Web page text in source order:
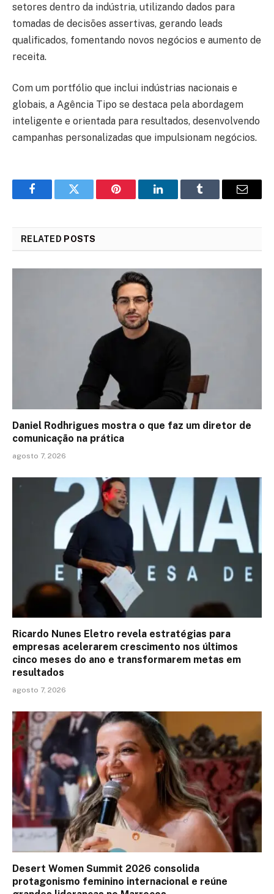
setores dentro da indústria, utilizando dados para
tomadas de decisões assertivas, gerando leads
qualificados, fomentando novos negócios e aumento de
receita.
Com um portfólio que inclui indústrias nacionais e
globais, a Agência Tipo se destaca pela abordagem
inteligente e orientada para resultados, desenvolvendo
campanhas personalizadas que impulsionam negócios.
FacebookTwitter Pinterest LinkedInTumblr Email
RELATED POSTS
Daniel Rodhrigues mostra o que faz um diretor de
comunicação na prática
agosto 7, 2026
Ricardo Nunes Eletro revela estratégias para
empresas acelerarem crescimento nos últimos
cinco meses do ano e transformarem metas em
resultados
agosto 7, 2026
Desert Women Summit 2026 consolida
protagonismo feminino internacional e reúne